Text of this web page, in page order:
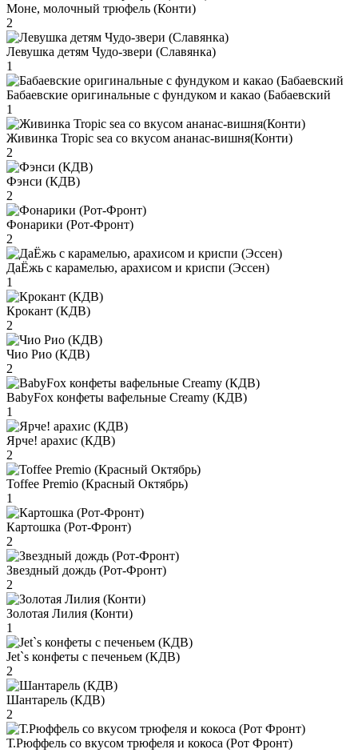
Моне, молочный трюфель (Конти)
2
Левушка детям Чудо-звери (Славянка)
1
Бабаевские оригинальные с фундуком и какао (Бабаевский
1
Живинка Tropic sea со вкусом ананас-вишня(Конти)
2
Фэнси (КДВ)
2
Фонарики (Рот-Фронт)
2
ДаЁжь с карамелью, арахисом и криспи (Эссен)
1
Крокант (КДВ)
2
Чио Рио (КДВ)
2
BabyFox конфеты вафельные Creamy (КДВ)
1
Ярче! арахис (КДВ)
2
Toffee Premio (Красный Октябрь)
1
Картошка (Рот-Фронт)
2
Звездный дождь (Рот-Фронт)
2
Золотая Лилия (Конти)
1
Jet`s конфеты с печеньем (КДВ)
2
Шантарель (КДВ)
2
Т.Рюффель со вкусом трюфеля и кокоса (Рот Фронт)